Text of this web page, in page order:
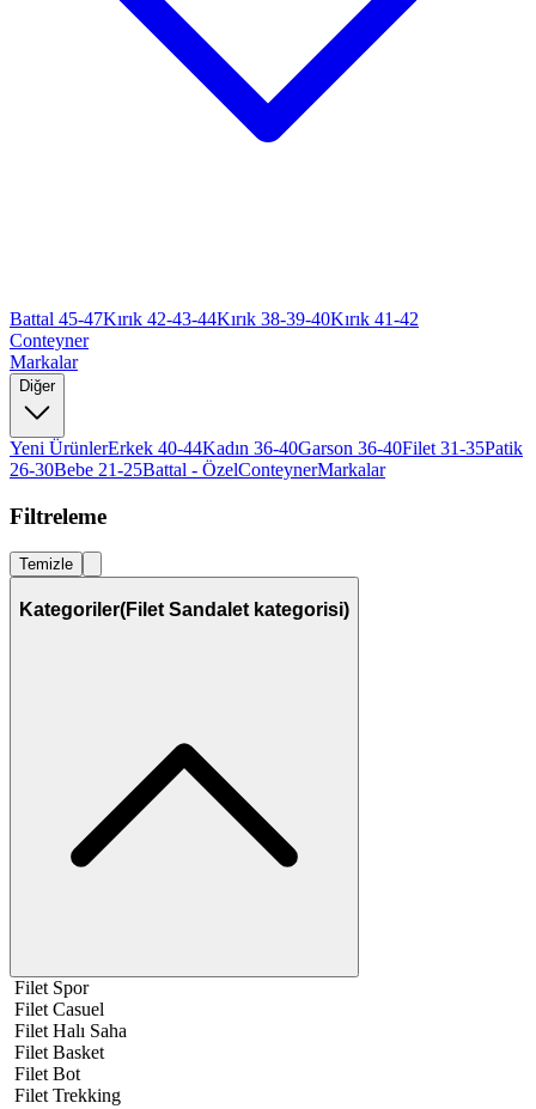
Battal 45-47Kırık 42-43-44Kırık 38-39-40Kırık 41-42
Conteyner
Markalar
Diğer
Yeni ÜrünlerErkek 40-44Kadın 36-40Garson 36-40Filet 31-35Patik
26-30Bebe 21-25Battal - ÖzelConteynerMarkalar
Filtreleme
Temizle
Kategoriler(Filet Sandalet kategorisi)
Filet Spor
Filet Casuel
Filet Halı Saha
Filet Basket
Filet Bot
Filet Trekking